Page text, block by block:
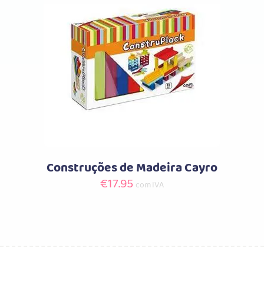
€39.99.€31.99.
Comprar
Construções de Madeira Cayro
€17.95 com IVA